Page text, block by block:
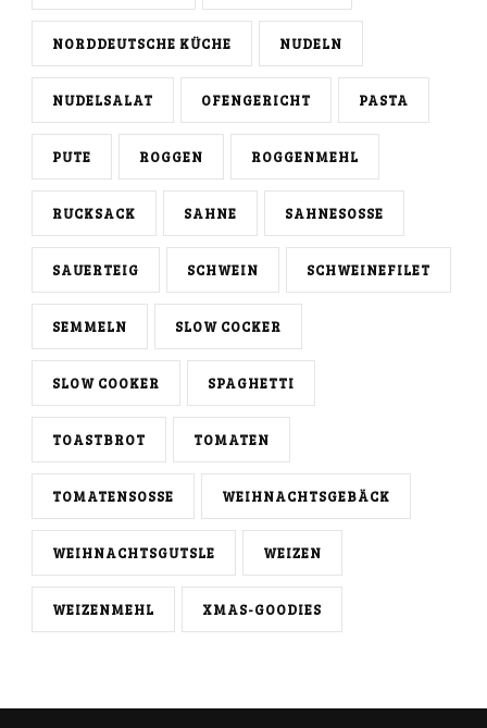
NORDDEUTSCHE KÜCHE NUDELN
NUDELSALAT OFENGERICHT PASTA
PUTE ROGGEN ROGGENMEHL
RUCKSACK SAHNE SAHNESOSSE
SAUERTEIG SCHWEIN SCHWEINEFILET
SEMMELN SLOW COCKER
SLOW COOKER SPAGHETTI
TOASTBROT TOMATEN
TOMATENSOSSE WEIHNACHTSGEBÄCK
WEIHNACHTSGUTSLE WEIZEN
WEIZENMEHL XMAS-GOODIES